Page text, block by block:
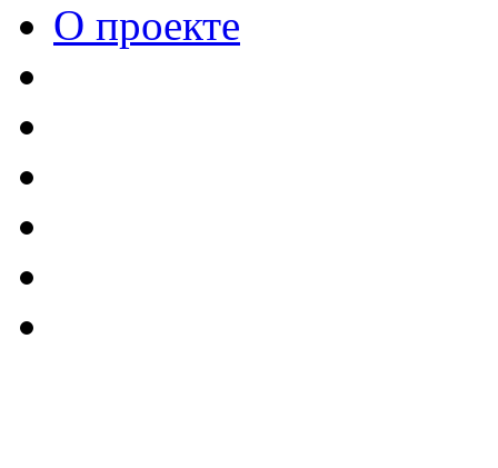
О проекте